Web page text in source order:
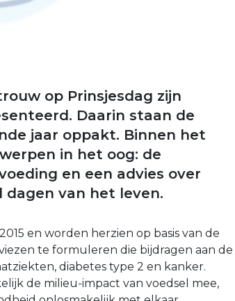
op Prinsjesdag zijn
Daarin staan de
jaar oppakt. Binnen het
in het oog: de
en een advies over
dagen van het leven.
en worden herzien op basis van de
te formuleren die bijdragen aan de
diabetes type 2 en kanker.
de milieu-impact van voedsel mee,